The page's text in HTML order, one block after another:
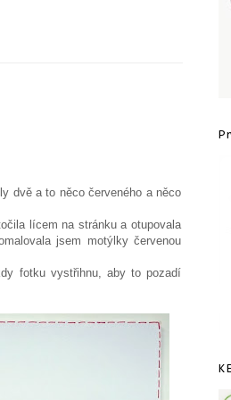
dvě a to něco červeného a něco
lícem na stránku a otupovala
jsem motýlky červenou
fotku vystřihnu, aby to pozadí